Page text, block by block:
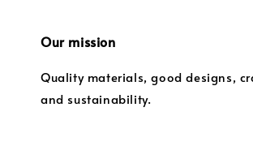
Our mission
Quality materials, good designs,
and sustainability.